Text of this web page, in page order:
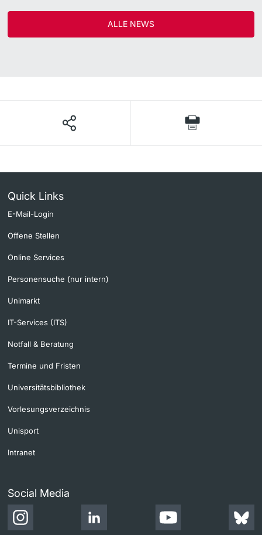
ALLE NEWS
Quick Links
E-Mail-Login
Offene Stellen
Online Services
Personensuche (nur intern)
Unimarkt
IT-Services (ITS)
Notfall & Beratung
Termine und Fristen
Universitätsbibliothek
Vorlesungsverzeichnis
Unisport
Intranet
Social Media